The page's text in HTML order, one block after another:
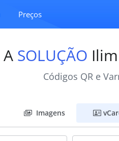
Preços
A SOLUÇÃO
Códigos QR e
Imagens